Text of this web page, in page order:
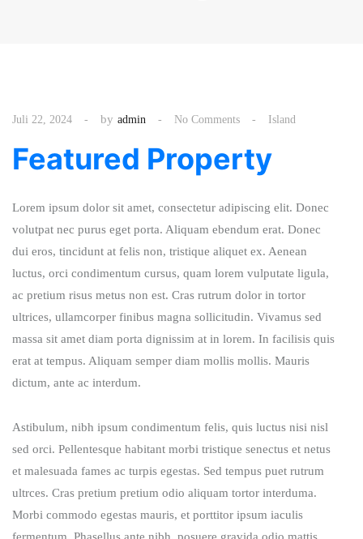
Juli 22, 2024 by admin No Comments Island
Featured Property
Lorem ipsum dolor sit amet, consectetur adipiscing elit. Donec
volutpat nec purus eget porta. Aliquam ebendum erat. Donec
dui eros, tincidunt at felis non, tristique aliquet ex. Aenean
luctus, orci condimentum cursus, quam lorem vulputate ligula,
ac pretium risus metus non est. Cras rutrum dolor in tortor
ultrices, ullamcorper finibus magna sollicitudin. Vivamus sed
massa sit amet diam porta dignissim at in lorem. In facilisis quis
erat at tempus. Aliquam semper diam mollis mollis. Mauris
dictum, ante ac interdum.
Astibulum, nibh ipsum condimentum felis, quis luctus nisi nisl
sed orci. Pellentesque habitant morbi tristique senectus et netus
et malesuada fames ac turpis egestas. Sed tempus puet rutrum
ultrces. Cras pretium pretium odio aliquam tortor interduma.
Morbi commodo egestas mauris, et porttitor ipsum iaculis